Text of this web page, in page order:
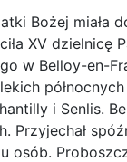
Bożej miała
XV dzielnicę
w Belloy-en-
i Senlis.
Przyjechał
osób.